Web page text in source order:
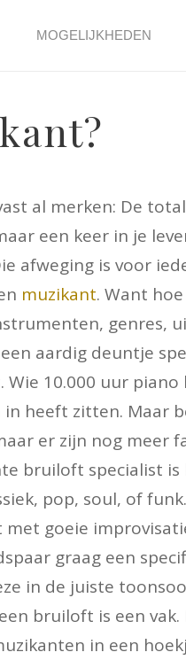
MOGELIJKHEDEN
al merken: De
een keer in je
afweging is voor
muzikant. Want
genres,
aardig deuntje
10.000 uur
heeft zitten. Maar
er zijn nog meer
bruiloft specialist
pop, soul, of
goeie
graag een
in de juiste
bruiloft is een vak.
in een